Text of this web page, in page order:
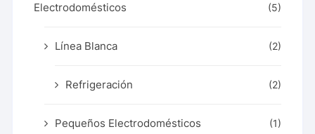
Electrodomésticos (5)
Línea Blanca (2)
Refrigeración (2)
Pequeños Electrodomésticos (1)